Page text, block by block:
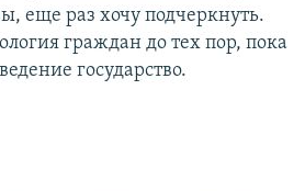
еще раз хочу подчеркнуть.
граждан до тех пор, пока
государство.